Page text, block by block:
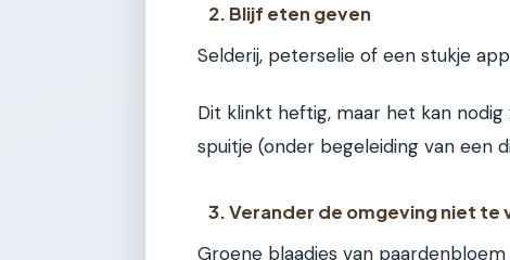
2. Blijf eten geven
Selderij, peterselie of een stukje
Dit klinkt heftig, maar het kan
spuitje (onder begeleiding van een
3. Verander de omgeving niet te
Groene blaadjes van